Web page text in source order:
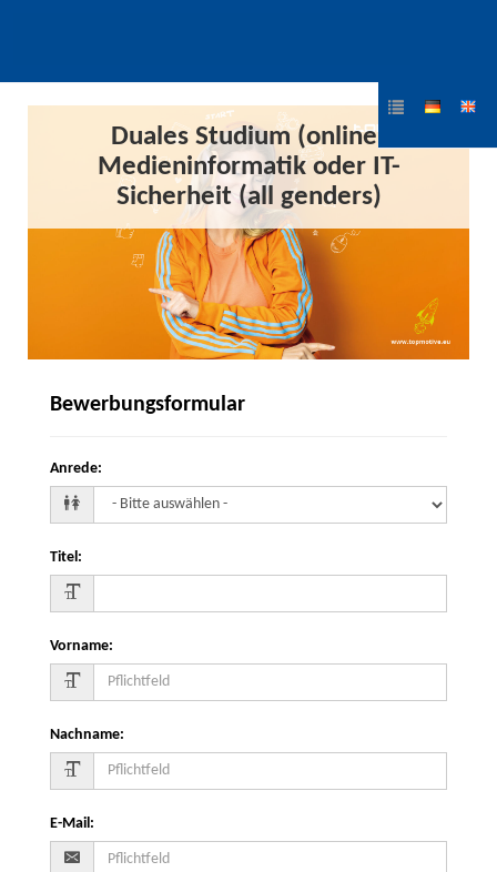
Duales Studium (online)
Medieninformatik oder IT-
Sicherheit (all genders)
Bewerbungsformular
Anrede:
Titel:
Vorname:
Nachname:
E-Mail: